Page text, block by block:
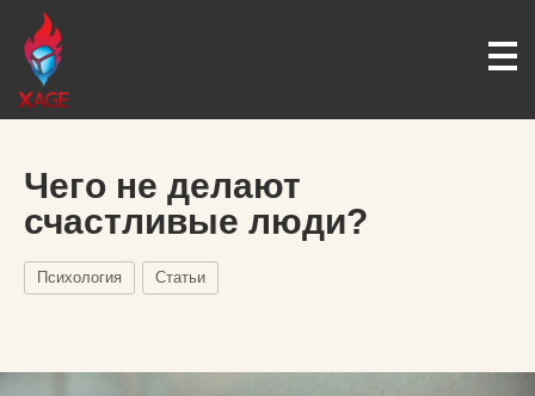
Чего не делают
счастливые люди?
Психология Статьи